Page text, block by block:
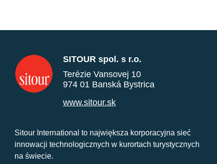
SITOUR spol. s r.o.
Terézie Vansovej 10
974 01 Banská Bystrica
www.sitour.sk
Sitour International to największa korporacyjna sieć
innowacji technologicznych w kurortach turystycznych
na świecie.